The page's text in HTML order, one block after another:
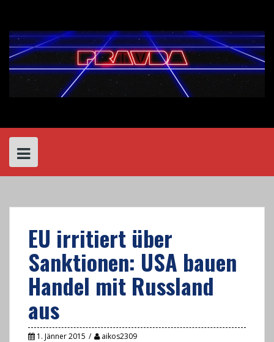
content
EU irritiert über
Sanktionen: USA bauen
Handel mit Russland
aus
1. Jänner 2015 aikos2309